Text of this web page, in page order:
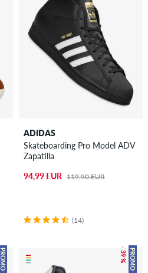
ADIDAS
Skateboarding Pro Model ADV
Zapatilla
94,99 EUR 119,90 EUR
(14)
PROMO PROMO
– 39 %